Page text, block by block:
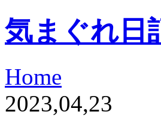
気まぐれ日
Home
2023,04,23